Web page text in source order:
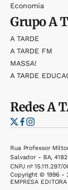
Economia
GrupoA
A TARDE
A TARDE FM
MASSA!
A TARDE
RedesA
Rua Professor
Salvador - BA,
CNPJ nº 15.111.297/
Copyright © 1996 -
EMPRESA